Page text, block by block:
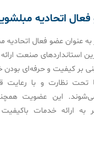
اتحادیه
عنوان عضو فعال اتحادیه
استانداردهای صنعت
بر کیفیت و حرفه‌ای
تحت نظارت و با رعایت
این عضویت
به ارائه خدمات